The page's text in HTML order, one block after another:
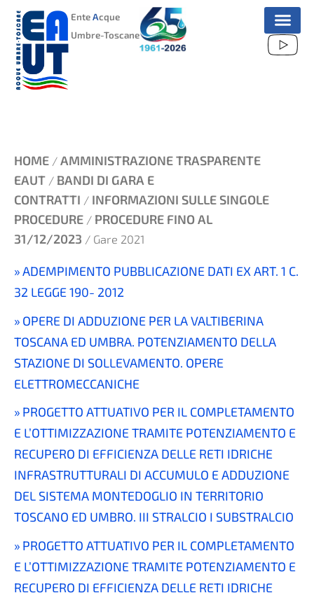
VAI
CONTENUTO
EnteAcque
Umbre-Toscane
HOME / AMMINISTRAZIONE TRASPARENTE
EAUT / BANDI DI GARA E
CONTRATTI / INFORMAZIONI SULLE SINGOLE
PROCEDURE / PROCEDURE FINO AL
31/12/2023 / Gare 2021
ADEMPIMENTO PUBBLICAZIONE DATI EX ART. 1 C.
32 LEGGE 190- 2012
OPERE DI ADDUZIONE PER LA VALTIBERINA
TOSCANA ED UMBRA. POTENZIAMENTO DELLA
STAZIONE DI SOLLEVAMENTO. OPERE
ELETTROMECCANICHE
PROGETTO ATTUATIVO PER IL COMPLETAMENTO
E L’OTTIMIZZAZIONE TRAMITE POTENZIAMENTO E
RECUPERO DI EFFICIENZA DELLE RETI IDRICHE
INFRASTRUTTURALI DI ACCUMULO E ADDUZIONE
DEL SISTEMA MONTEDOGLIO IN TERRITORIO
TOSCANO ED UMBRO. III STRALCIO I SUBSTRALCIO
PROGETTO ATTUATIVO PER IL COMPLETAMENTO
E L’OTTIMIZZAZIONE TRAMITE POTENZIAMENTO E
RECUPERO DI EFFICIENZA DELLE RETI IDRICHE